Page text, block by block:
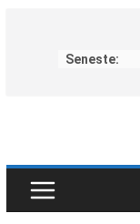
Seneste: